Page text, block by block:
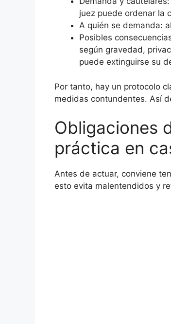
juez puede ordenar la
A quién se demanda:
Posibles
según gravedad,
puede extinguirse su
Por tanto, hay un protocolo
medidas contundentes. Así
Obligaciones
práctica en
Antes de actuar, conviene
esto evita malentendidos y